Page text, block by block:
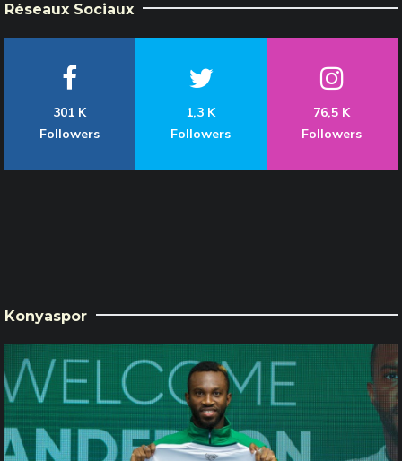
Réseaux Sociaux
301 K
Followers
1,3 K
Followers
76,5 K
Followers
Konyaspor